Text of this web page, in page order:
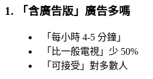
1. 「含廣告版 」廣告多嗎
「 每小時 4-5 分鐘 」
「 比一般電視 」少 50%
「 可接受 」對多數人